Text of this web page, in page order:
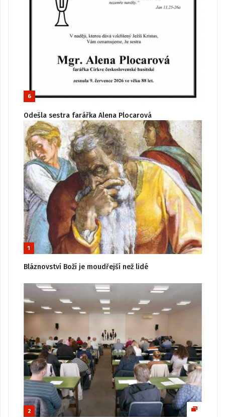
6
Odešla sestra farářka Alena Plocarová
1
Bláznovství Boží je moudřejší než lidé
2